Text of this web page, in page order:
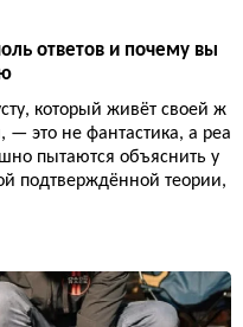
ответов и почему вы
который живёт своей ж
это не фантастика, а реа
пытаются объяснить у
подтверждённой теории,